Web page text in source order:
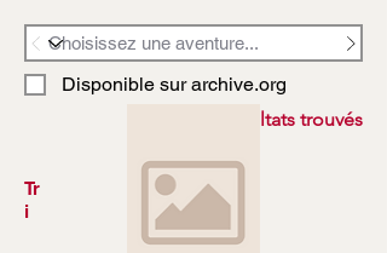
Disponible sur archive.org
3972 résultats trouvés
Tr
i